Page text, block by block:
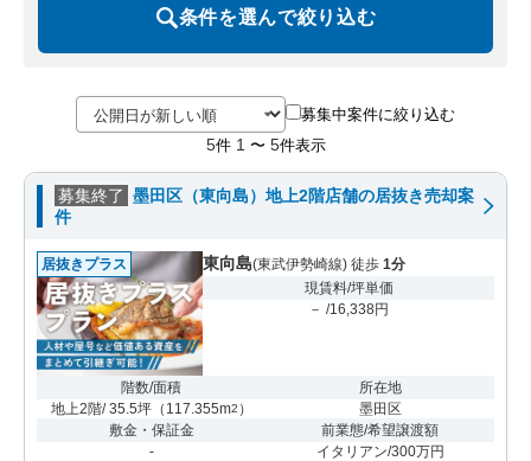
条件を選んで絞り込む
募集中案件に絞り込む
5件 1 〜 5件表示
募集終了 墨田区（東向島）地上2階店舗の居抜き売却案
件
居抜きプラス 東向島(東武伊勢崎線) 徒歩 1分
現賃料/坪単価
－ /16,338円
階数/面積
地上2階/ 35.5坪（ 117.355m2 ）
所在地
墨田区
敷金・保証金
-
前業態/希望譲渡額
イタリアン/300万円